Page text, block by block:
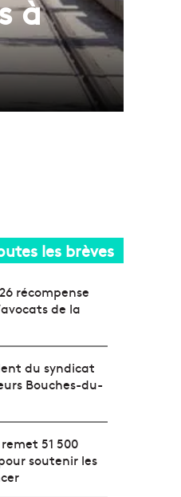
à
les brèves
récompense
de la
du syndicat
Bouches-du-
51 500
soutenir les